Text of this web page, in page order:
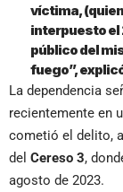
víctima,
interpuesto el
público del
fuego”,
La dependencia
recientemente en
cometió el delito,
del Cereso 3,
agosto de 2023.